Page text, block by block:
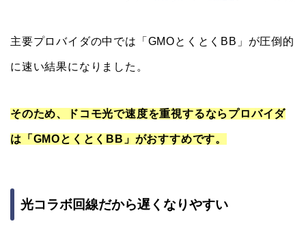
主要プロバイダの中では「GMOとくとくBB」が圧倒的
に速い結果になりました。
そのため、ドコモ光で速度を重視するならプロバイダ
は「GMOとくとくBB」がおすすめです。
光コラボ回線だから遅くなりやすい